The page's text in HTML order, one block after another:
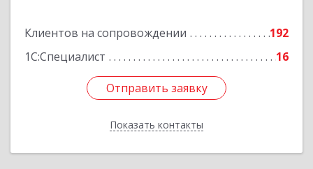
Клиентов на сопровождении
192
1С:Специалист
16
Отправить заявку
Показать контакты
Подробнее
Отправить заявку
Назад